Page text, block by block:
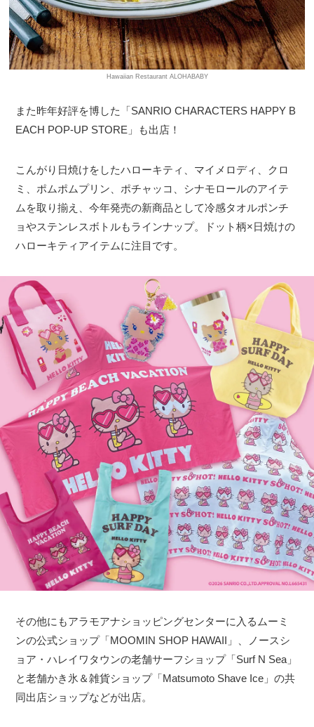
Hawaiian Restaurant ALOHABABY
また昨年好評を博した「SANRIO CHARACTERS HAPPY B
EACH POP-UP STORE」も出店！
こんがり日焼けをしたハローキティ、マイメロディ、クロ
ミ、ポムポムプリン、ポチャッコ、シナモロールのアイテ
ムを取り揃え、今年発売の新商品として冷感タオルポンチ
ョやステンレスボトルもラインナップ。ドット柄×日焼けの
ハローキティアイテムに注目です。
その他にもアラモアナショッピングセンターに入るムーミ
ンの公式ショップ「MOOMIN SHOP HAWAII」、ノースシ
ョア・ハレイワタウンの老舗サーフショップ「Surf N Sea」
と老舗かき氷＆雑貨ショップ「Matsumoto Shave Ice」の共
同出店ショップなどが出店。